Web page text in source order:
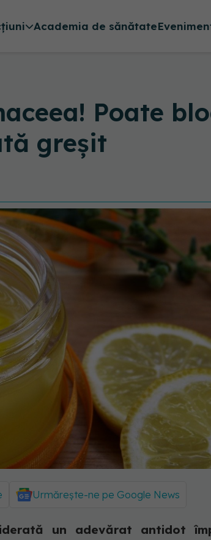
Academia de sănătate
Poate
greșit
Urmărește-ne pe Google News
un adevărat antidot